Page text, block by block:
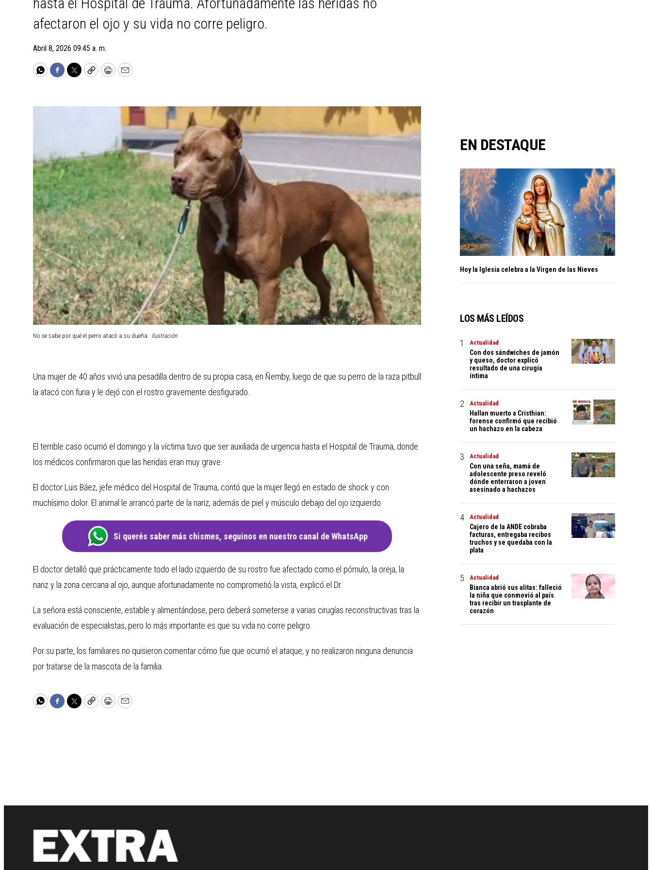
afectaron el ojo y su vida no corre peligro.
Abril 8, 2026 09:45 a. m.
WhatsApp
Facebook
TwitterCopyPrintEmail
No se sabe por qué el perro atacó a su dueña. Ilustración
Una mujer de 40 años vivió una pesadilla dentro de su propia casa, en Ñemby, luego de que su perro de la raza pitbull
la atacó con furia y le dejó con el rostro gravemente desfigurado.
El terrible caso ocurrió el domingo y la víctima tuvo que ser auxiliada de urgencia hasta el Hospital de Trauma, donde
los médicos confirmaron que las heridas eran muy grave.
El doctor Luis Báez, jefe médico del Hospital de Trauma, contó que la mujer llegó en estado de shock y con
muchísimo dolor. El animal le arrancó parte de la nariz, además de piel y músculo debajo del ojo izquierdo.
Si querés saber más chismes, seguinos en nuestro canal de WhatsApp
El doctor detalló que prácticamente todo el lado izquierdo de su rostro fue afectado como el pómulo, la oreja, la
nariz y la zona cercana al ojo, aunque afortunadamente no comprometió la vista, explicó el Dr.
La señora está consciente, estable y alimentándose, pero deberá someterse a varias cirugías reconstructivas tras la
evaluación de especialistas, pero lo más importante es que su vida no corre peligro.
Por su parte, los familiares no quisieron comentar cómo fue que ocurrió el ataque, y no realizaron ninguna denuncia
por tratarse de la mascota de la familia.
WhatsApp
Facebook
TwitterCopyPrintEmail
EN DESTAQUE
Hoy la Iglesia celebra a la Virgen de las Nieves
LOS MÁS LEÍDOS
Actualidad
Con dos sándwiches de jamón
y queso, doctor explicó
resultado de una cirugía
íntima
Actualidad
Hallan muerto a Cristhian:
forense confirmó que recibió
un hachazo en la cabeza
Actualidad
Con una seña, mamá de
adolescente preso reveló
dónde enterraron a joven
asesinado a hachazos
Actualidad
Cajero de la ANDE cobraba
facturas, entregaba recibos
truchos y se quedaba con la
plata
Actualidad
Bianca abrió sus alitas: falleció
la niña que conmovió al país
tras recibir un trasplante de
corazón